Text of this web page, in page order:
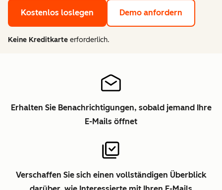
Kostenlos loslegen Demo anfordern
Keine Kreditkarte erforderlich.
Erhalten Sie Benachrichtigungen, sobald jemand Ihre
E-Mails öffnet
Verschaffen Sie sich einen vollständigen Überblick